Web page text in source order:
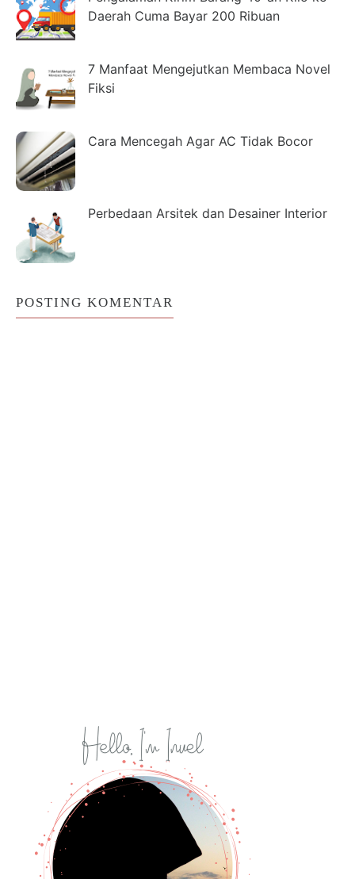
Daerah Cuma Bayar 200 Ribuan
7 Manfaat Mengejutkan Membaca Novel
Fiksi
Cara Mencegah Agar AC Tidak Bocor
Perbedaan Arsitek dan Desainer Interior
POSTING KOMENTAR